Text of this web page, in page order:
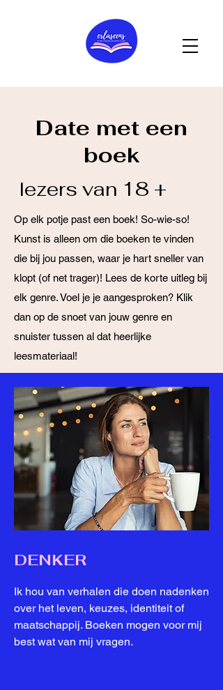
Date met een
boek
lezers van 18 +
Op elk potje past een boek! So-wie-so!
Kunst is alleen om die boeken te vinden
die bij jou passen, waar je hart sneller van
klopt (of net trager)! Lees de korte uitleg bij
elk genre. Voel je je aangesproken? Klik
dan op de snoet van jouw genre en
snuister tussen al dat heerlijke
leesmateriaal!
DENKER
​Ik hou van verhalen die doen nadenken
over het leven, keuzes, identiteit of
maatschappij. Boeken mogen voor mij
best wat van mij vragen.